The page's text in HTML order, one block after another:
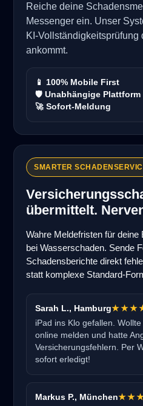
Reiche deine
Messenger ein. Unser
KI-
ankommt.
📱 100% Mobile First
🛡️ Unabhängige Plattform
🚀 Sofort-Meldung
SMARTER
übermittelt.
Wahre Meldefristen für
bei Wasserschaden. Sende
Schadensberichte direkt
statt komplexe Standard-
Sarah L., Hamburg
iPad ins Klo gefallen.
online melden und hatte
Versicherungsfehlern. Per
sofort erledigt!
Markus P., München